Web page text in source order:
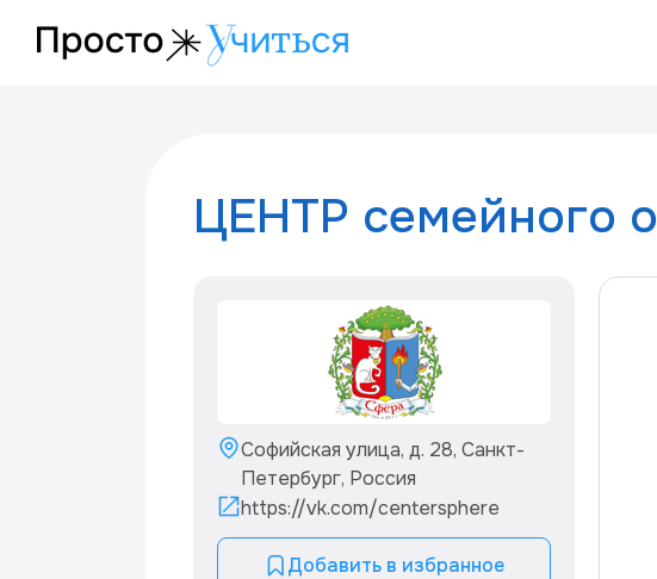
ЦЕНТР семейного
Софийская улица, д. 28, Санкт-
Петербург, Россия
https://vk.com/centersphere
Добавить в избранное